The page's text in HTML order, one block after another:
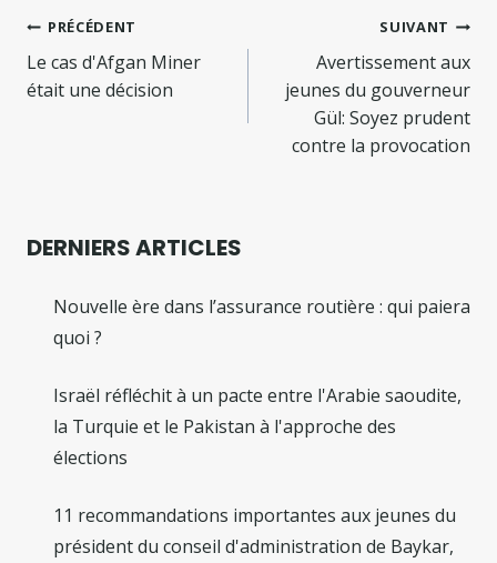
Navigation
de
PRÉCÉDENT
Le cas d'Afgan Miner
était une décision
SUIVANT
Avertissement aux
jeunes du gouverneur
Gül: Soyez prudent
contre la provocation
DERNIERS ARTICLES
Nouvelle ère dans l’assurance routière : qui paiera
quoi ?
Israël réfléchit à un pacte entre l'Arabie saoudite,
la Turquie et le Pakistan à l'approche des
élections
11 recommandations importantes aux jeunes du
président du conseil d'administration de Baykar,